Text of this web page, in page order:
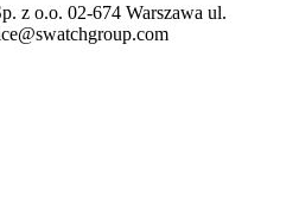
z o.o. 02-674 Warszawa ul.